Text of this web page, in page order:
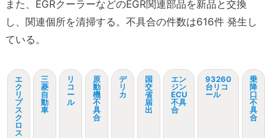
また、EGRクーラーなどのEGR関連部品を新品と交換
し、関連個所を清掃する。不具合の件数は616件 発生し
ている。
エ
ク
リ
プ
ス
ク
ロ
ス
三
菱
自
動
車
リ
コ
ー
ル
原
動
機
不
具
合
デ
リ
カ
国
交
省
届
出
エン
ジン
ECU
不具
合
93260
台リコ
ール
乗
降
口
不
具
合